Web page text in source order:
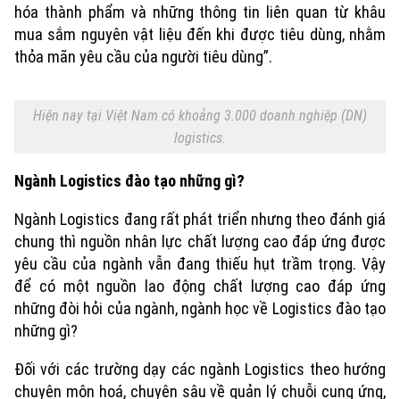
Xu hướng
hóa thành phẩm và những thông tin liên quan từ khâu
mua sắm nguyên vật liệu đến khi được tiêu dùng, nhằm
thỏa mãn yêu cầu của người tiêu dùng”.
Hiện nay tại Việt Nam có khoảng 3.000 doanh nghiệp (DN)
logistics.
Ngành Logistics đào tạo những gì?
Ngành Logistics đang rất phát triển nhưng theo đánh giá
chung thì nguồn nhân lực chất lượng cao đáp ứng được
yêu cầu của ngành vẫn đang thiếu hụt trầm trọng. Vậy
để có một nguồn lao động chất lượng cao đáp ứng
những đòi hỏi của ngành, ngành học về Logistics đào tạo
những gì?
Đối với các trường dạy các ngành Logistics theo hướng
chuyên môn hoá, chuyên sâu về quản lý chuỗi cung ứng,